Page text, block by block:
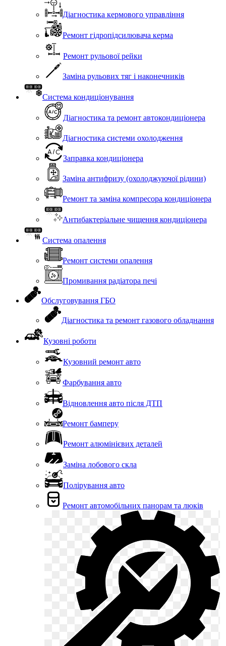
Діагностика кермового управління
Ремонт гідропідсилювача керма
Ремонт рульової рейки
Заміна рульових тяг і наконечників
Система кондиціонування
Діагностика та ремонт автокондиціонера
Діагностика системи охолодження
Заправка кондиціонера
Заміна антифризу (охолоджуючої рідини)
Ремонт та заміна компресора кондиціонера
Антибактеріальне чищення кондиціонера
Система опалення
Ремонт системи опалення
Промивання радіатора печі
Обслуговування ГБО
Діагностика та ремонт газового обладнання
Кузовні роботи
Кузовний ремонт авто
Фарбування авто
Відновлення авто після ДТП
Ремонт бамперу
Ремонт алюмінієвих деталей
Заміна лобового скла
Полірування авто
Ремонт автомобільних панорам та люків